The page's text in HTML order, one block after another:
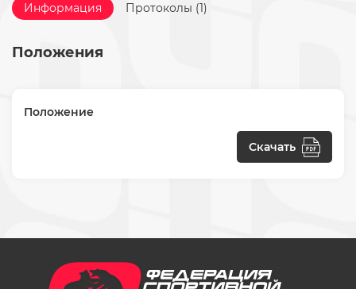
Информация Протоколы (1)
Положения
Положение
Скачать